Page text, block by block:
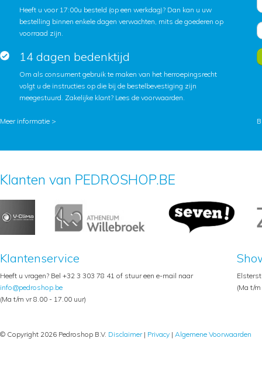
Heeft u voor 17:00u besteld (op een werkdag)? Dan kan u uw
bestelling binnen enkele dagen verwachten, mits de goederen op
voorraad zijn.
14 dagen bedenktijd
Om als consument gebruik te maken van het herroepingsrecht
volgt u de instructies op die bij de bestelbevestiging zijn
meegestuurd. Zakelijke klant? Lees de voorwaarden.
Meer informatie >
Klanten van PEDROSHOP.BE
Klantenservice
Heeft u vragen? Bel +32 3 303 78 41 of stuur een e-mail naar
info@pedroshop.be
(Ma t/m vr 8.00 - 17.00 uur)
(Ma t/
© Copyright 2026 Pedroshop B.V. Disclaimer| Privacy | Algemene Voorwaarden